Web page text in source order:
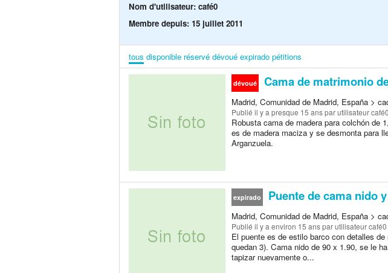
Nom d'utilisateur: café0
Membre depuis: 15 juillet 2011
tous disponible réservé dévoué expirado pétitions
dévoué Cama de matrimonio
Madrid, Comunidad de Madrid, España >
Publié il y a presque 15 anspar utilisateur café0
Robusta cama de madera para colchón de
es de madera maciza y se desmonta para
Arganzuela.
expirado Puente de cama nido
Madrid, Comunidad de Madrid, España >
Publié il y a environ 15 anspar utilisateur café0
El puente es de estilo barco con detalles
quedan 3). Cama nido de 90 x 1.90, se le
tapizar nuevamente o...